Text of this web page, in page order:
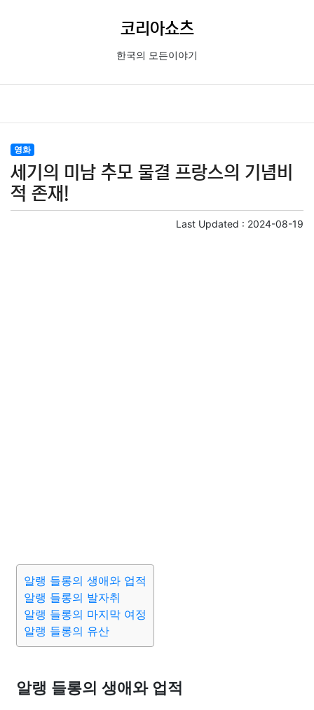
코리아쇼츠
한국의 모든이야기
영화
세기의 미남 추모 물결 프랑스의 기념비
적 존재!
Last Updated : 2024-08-19
알랭 들롱의 생애와 업적
알랭 들롱의 발자취
알랭 들롱의 마지막 여정
알랭 들롱의 유산
알랭 들롱의 생애와 업적